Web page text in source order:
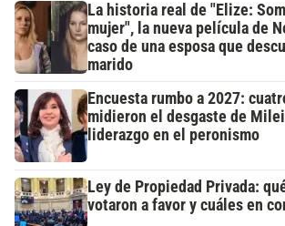
La historia real de "Elize:
mujer", la nueva película de
caso de una esposa que
marido
Encuesta rumbo a 2027:
midieron el desgaste de
liderazgo en el peronismo
Ley de Propiedad Privada:
votaron a favor y cuáles en